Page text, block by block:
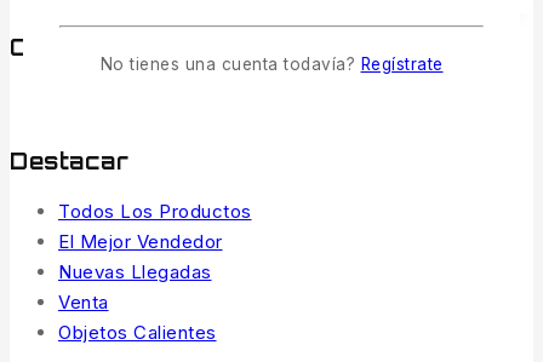
Comprar por categorías
Destacar
Todos Los Productos
El Mejor Vendedor
Nuevas Llegadas
Venta
Objetos Calientes
No tienes una cuenta todavía? Regístrate